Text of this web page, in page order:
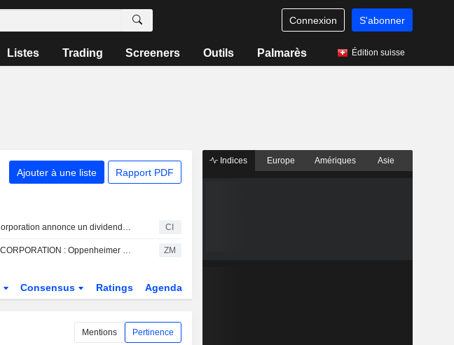
Connexion S'abonner
Listes Trading Screeners Outils Palmarès Édition suisse
Ajouter à une liste Rapport PDF
Pool Corporation annonce un dividende trimestriel en numéraire, payable le 27 août 2026 CI
POOL CORPORATION : Oppenheimer persiste à l'achat ZM
Consensus Ratings Agenda
Mentions Pertinence
Indices Europe Amériques Asie